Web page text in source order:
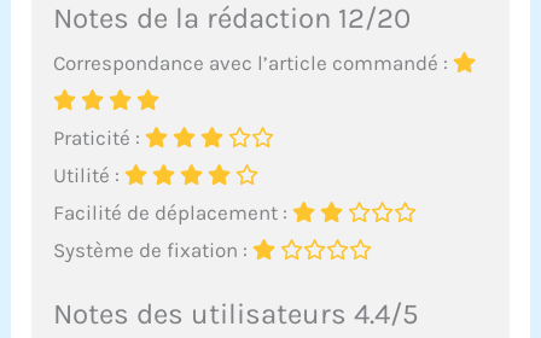
Notes de la rédaction 12/20
Correspondance avec l’article commandé :
Praticité :
Utilité :
Facilité de déplacement :
Système de fixation :
Notes des utilisateurs 4.4/5